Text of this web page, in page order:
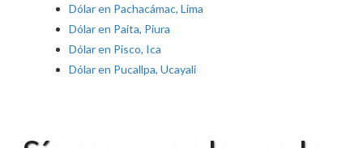
Dólar en Pachacámac, Lima
Dólar en Paita, Piura
Dólar en Pisco, Ica
Dólar en Pucallpa, Ucayali